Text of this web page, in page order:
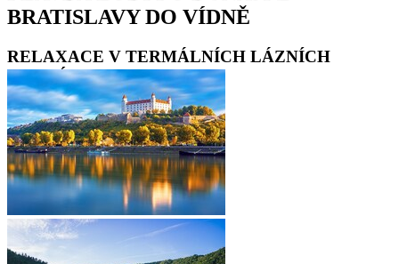
BRATISLAVY DO VÍDNĚ
RELAXACE V TERMÁLNÍCH LÁZNÍCH
VELKÝ MEDER
Last minute
••••••••